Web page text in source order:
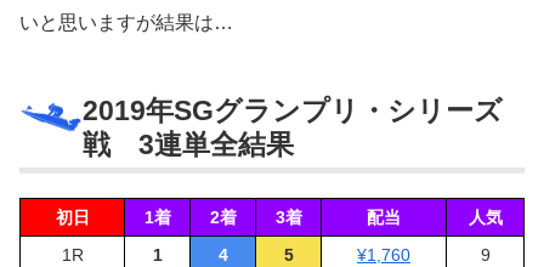
いと思いますが結果は…
2019年SGグランプリ・シリーズ
戦 3連単全結果
初日 1着 2着 3着 配当
人気
1R
1 4 5 ¥1,760
9